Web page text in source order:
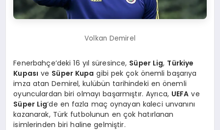
Volkan Demirel
Fenerbahçe’deki 16 yıl süresince, Süper Lig, Türkiye
Kupası ve Süper Kupa gibi pek çok önemli başarıya
imza atan Demirel, kulübün tarihindeki en önemli
oyunculardan biri olmayı başarmıştır. Ayrıca, UEFA ve
Süper Lig‘de en fazla maç oynayan kaleci unvanını
kazanarak, Türk futbolunun en çok hatırlanan
isimlerinden biri haline gelmiştir.